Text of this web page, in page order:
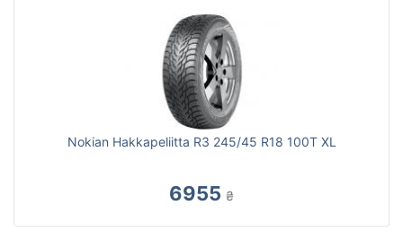
Nokian Hakkapeliitta R3 245/45 R18 100T XL
6955 ₴